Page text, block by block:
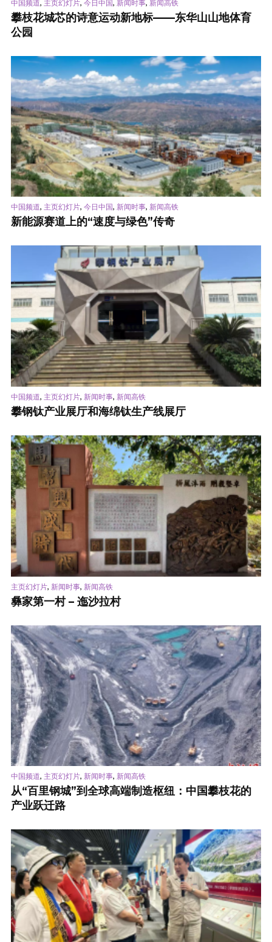
中国频道 主页幻灯片 今日中国 新闻时事 新闻高铁
攀枝花城芯的诗意运动新地标——东华山山地体育
公园
中国频道, 主页幻灯片, 今日中国, 新闻时事, 新闻高铁
新能源赛道上的“速度与绿色”传奇
中国频道, 主页幻灯片, 新闻时事, 新闻高铁
攀钢钛产业展厅和海绵钛生产线展厅
主页幻灯片, 新闻时事, 新闻高铁
彝家第一村 – 迤沙拉村
中国频道, 主页幻灯片, 新闻时事, 新闻高铁
从“百里钢城”到全球高端制造枢纽：中国攀枝花的
产业跃迁路